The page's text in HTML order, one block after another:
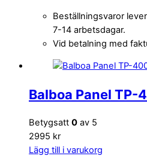
Beställningsvaror
7-14 arbetsdagar.
Vid betalning med
Balboa Panel TP-
Betygsatt 0 av 5
2995 kr
Lägg till i varukorg